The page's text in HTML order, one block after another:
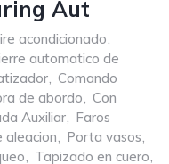
Aut
acondicionado,
automatico de
, Comando
de abordo, Con
Auxiliar, Faros
aleacion, Porta vasos,
, Tapizado en cuero,